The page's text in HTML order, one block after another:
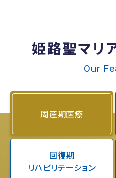
姫路聖マリ
Our
周産期医療
回復期
リハビリテーション